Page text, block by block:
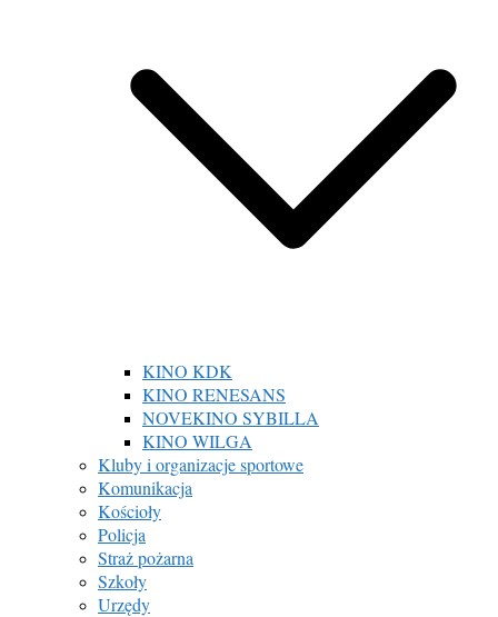
KINO KDK
KINO RENESANS
NOVEKINO SYBILLA
KINO WILGA
Kluby i organizacje sportowe
Komunikacja
Kościoły
Policja
Straż pożarna
Szkoły
Urzędy